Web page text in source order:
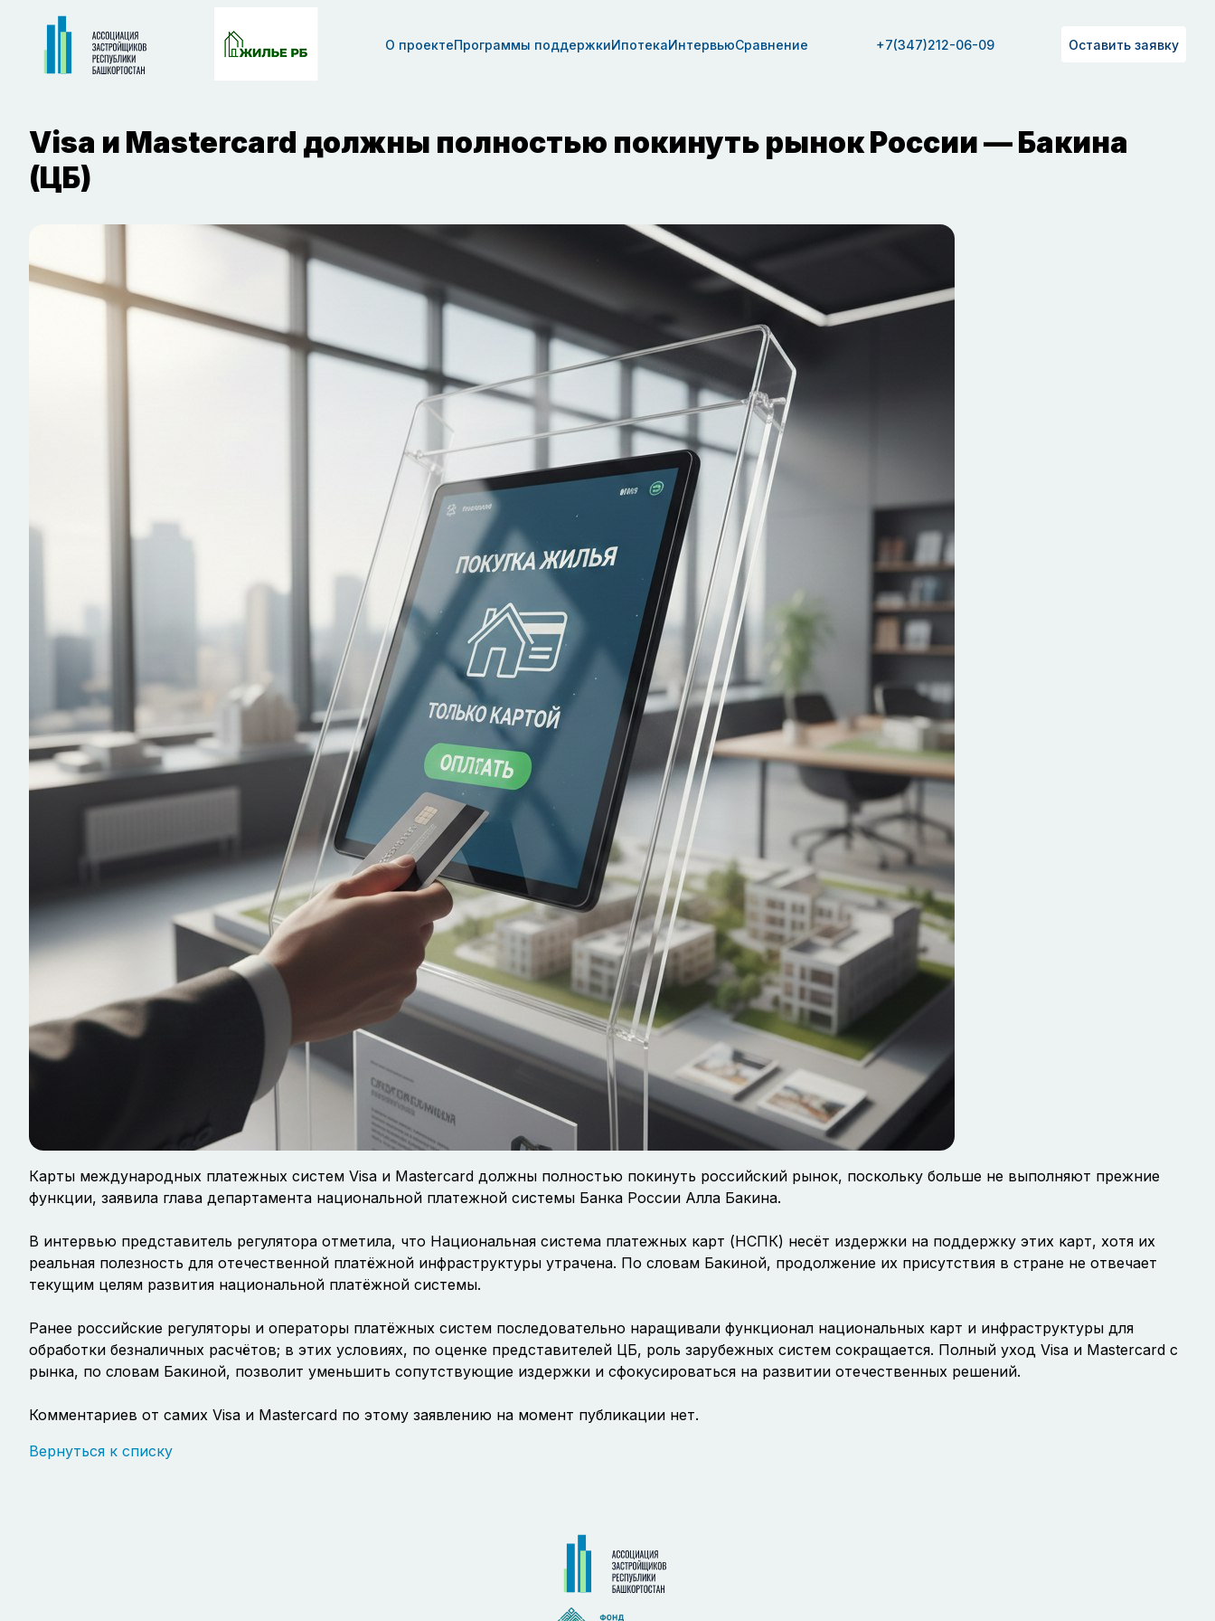
О проектеПрограммы поддержкиИпотекаИнтервьюСравнение +7(347)212-06-09 Оставить заявку
Visa и Mastercard должны полностью покинуть рынок России — Бакина
(ЦБ)
Карты международных платежных систем Visa и Mastercard должны полностью покинуть российский рынок, поскольку больше не выполняют прежние
функции, заявила глава департамента национальной платежной системы Банка России Алла Бакина.
В интервью представитель регулятора отметила, что Национальная система платежных карт (НСПК) несёт издержки на поддержку этих карт, хотя их
реальная полезность для отечественной платёжной инфраструктуры утрачена. По словам Бакиной, продолжение их присутствия в стране не отвечает
текущим целям развития национальной платёжной системы.
Ранее российские регуляторы и операторы платёжных систем последовательно наращивали функционал национальных карт и инфраструктуры для
обработки безналичных расчётов; в этих условиях, по оценке представителей ЦБ, роль зарубежных систем сокращается. Полный уход Visa и Mastercard с
рынка, по словам Бакиной, позволит уменьшить сопутствующие издержки и сфокусироваться на развитии отечественных решений.
Комментариев от самих Visa и Mastercard по этому заявлению на момент публикации нет.
Вернуться к списку